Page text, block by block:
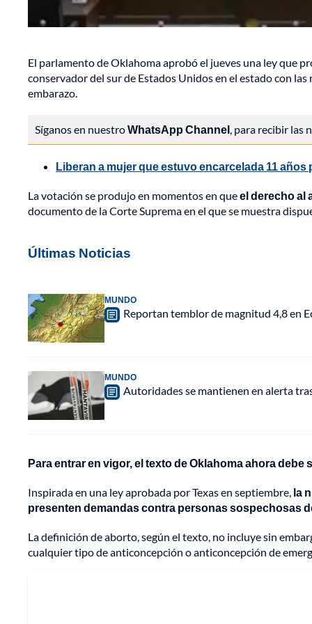
El parlamento de Oklahoma aprobó el jueves una ley que
conservador del sur de Estados Unidos en el estado con
embarazo.
Síganos en nuestroWhatsApp Channel, para recibir las
Liberan a mujer que estuvo encarcelada 11
La votación se produjo en momentos en queel derecho al
documento de la Corte Suprema en el que se muestra
Últimas Noticias
MUNDO
Reportan temblor de magnitud 4,8 en
MUNDO
Autoridades se mantienen en alerta
Para entrar en vigor, el texto de Oklahoma ahora
Inspirada en una ley aprobada por Texas en septiembre, la
presenten demandas contra personas sospechosas
La definición de aborto, según el texto, no incluye sin
cualquier tipo de anticoncepción o anticoncepción de